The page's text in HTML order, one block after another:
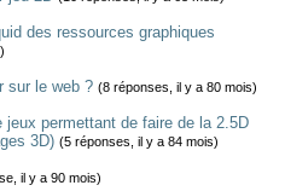
des ressources graphiques
sur le web ? (8 réponses, il y a 80 mois)
jeux permettant de faire de la 2.5D
3D) (5 réponses, il y a 84 mois)
il y a 90 mois)